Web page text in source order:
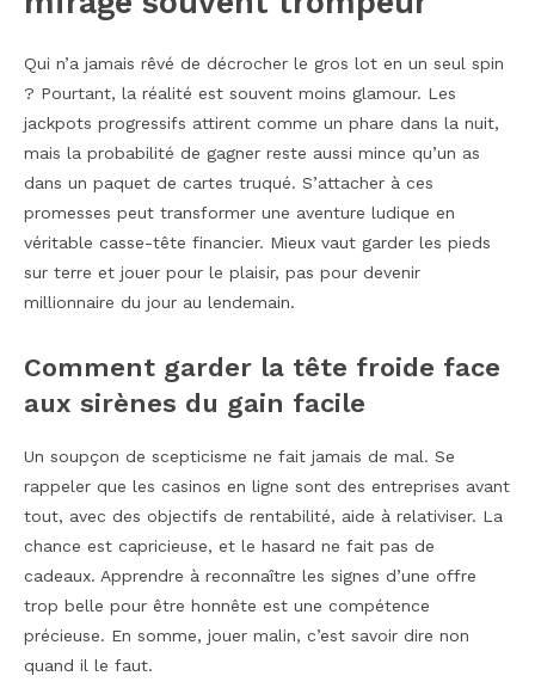
Qui n’a jamais rêvé de décrocher le gros lot en un seul spin
? Pourtant, la réalité est souvent moins glamour. Les
jackpots progressifs attirent comme un phare dans la nuit,
mais la probabilité de gagner reste aussi mince qu’un as
dans un paquet de cartes truqué. S’attacher à ces
promesses peut transformer une aventure ludique en
véritable casse-tête financier. Mieux vaut garder les pieds
sur terre et jouer pour le plaisir, pas pour devenir
millionnaire du jour au lendemain.
Comment garder la tête froide face
aux sirènes du gain facile
Un soupçon de scepticisme ne fait jamais de mal. Se
rappeler que les casinos en ligne sont des entreprises avant
tout, avec des objectifs de rentabilité, aide à relativiser. La
chance est capricieuse, et le hasard ne fait pas de
cadeaux. Apprendre à reconnaître les signes d’une offre
trop belle pour être honnête est une compétence
précieuse. En somme, jouer malin, c’est savoir dire non
quand il le faut.